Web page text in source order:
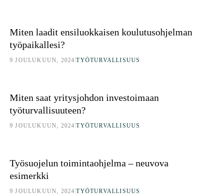
Miten laadit ensiluokkaisen koulutusohjelman
työpaikallesi?
9 JOULUKUUN, 2024 |TYÖTURVALLISUUS
Miten saat yritysjohdon investoimaan
työturvallisuuteen?
9 JOULUKUUN, 2024 |TYÖTURVALLISUUS
Työsuojelun toimintaohjelma – neuvova
esimerkki
9 JOULUKUUN, 2024 |TYÖTURVALLISUUS